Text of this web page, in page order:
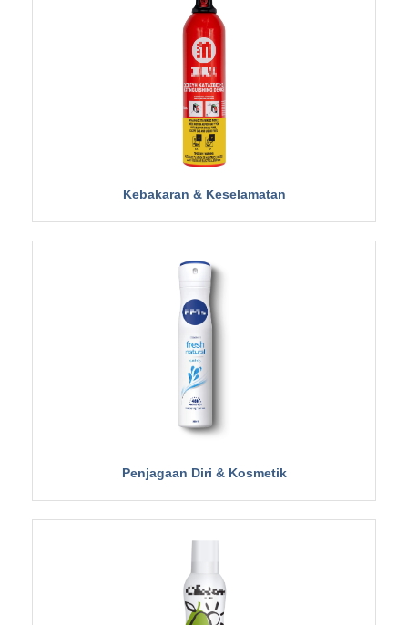
Kebakaran & Keselamatan
Penjagaan Diri & Kosmetik